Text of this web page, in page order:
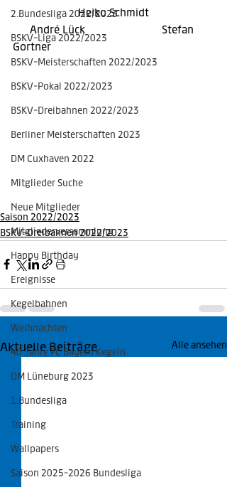
2.Bundesliga 2022/2023
BSKV-Liga 2022/2023
BSKV-Meisterschaften 2022/2023
BSKV-Pokal 2022/2023
BSKV-Dreibahnen 2022/2023
Berliner Meisterschaften 2023
DM Cuxhaven 2022
Mitglieder Suche
Neue Mitglieder
Mitgliederversammlung
Happy Birthday
Ereignisse
Kegelbahnen
Weihnachten
40 Jahre FC Bayern Kegeln
DM Lüneburg 2023
1.Bundesliga
Training
Wallpapers
Saison 2025-2026 Bundesliga
                       Heiko Schmidt
      André Lück                           Stefan
Gortner
Saison 2022/2023
BSKV-Dreibahnen 2022/2023
Aktuelle Beiträge Alle ansehen